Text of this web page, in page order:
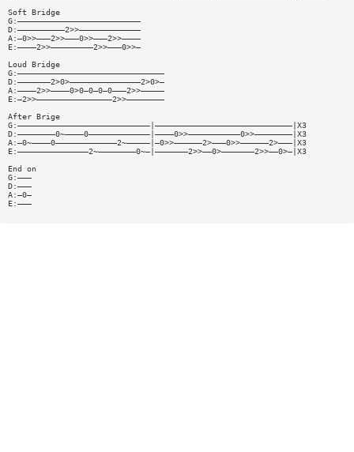
Soft Bridge
G:——————————————————————————
D:——————————2>>—————————————
A:—0>>———2>>———0>>———2>>————
E:————2>>—————————2>>———0>>—
Loud Bridge
G:———————————————————————————————
D:———————2>0>———————————————2>0>—
A:————2>>————0>0—0—0—0———2>>—————
E:—2>>————————————————2>>————————
After Brige
G:————————————————————————————|—————————————————————————————|X3
D:————————0~————0—————————————|————0>>———————————0>>————————|X3
A:—0~————0—————————————2~—————|—0>>——————2>———0>>——————2>———|X3
E:———————————————2~————————0~—|———————2>>——0>———————2>>——0>—|X3
End on
G:———
D:———
A:—0—
E:———